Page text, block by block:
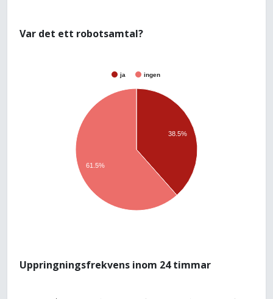
Var det ett robotsamtal?
ja ingen
38.5%
61.5%
Uppringningsfrekvens inom 24 timmar